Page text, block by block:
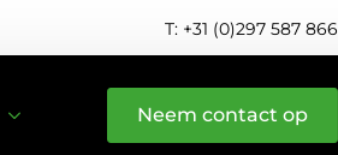
T: +31 (0)297 587 866
Neem contact op